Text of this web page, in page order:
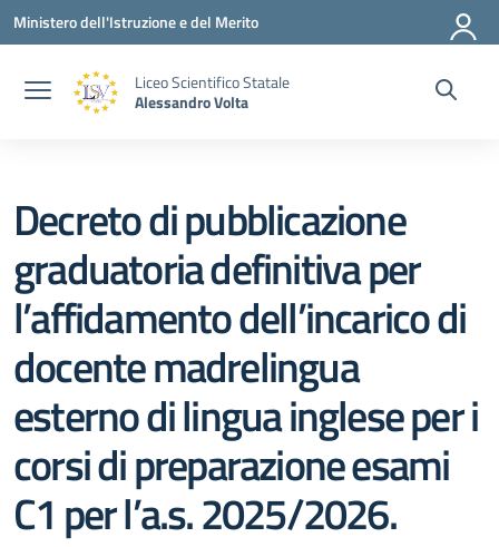
Vai ai contenuti
Vai al menu di navigazione
Vai al footer
Ministero dell'Istruzione e del Merito
Liceo Scientifico Statale
Alessandro Volta
Decreto di pubblicazione
graduatoria definitiva per
l’affidamento dell’incarico di
docente madrelingua
esterno di lingua inglese per i
corsi di preparazione esami
C1 per l’a.s. 2025/2026.